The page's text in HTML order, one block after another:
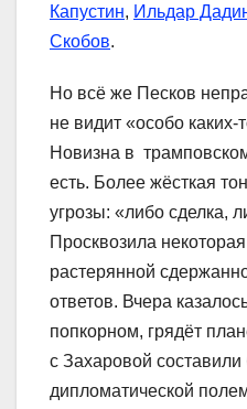
Капустин, Ильдар
Скобов.
Но всё же Песков
не видит «особо
Новизна в
есть. Более жёсткая
угрозы: «либо сделка,
Просквозила
растерянной
ответов. Вчера
попкорном, грядёт
с Захаровой
дипломатической